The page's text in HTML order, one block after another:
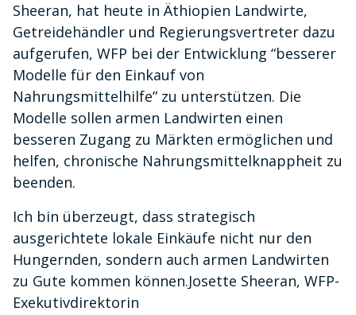
Sheeran, hat heute in Äthiopien Landwirte,
Getreidehändler und Regierungsvertreter dazu
aufgerufen, WFP bei der Entwicklung “besserer
Modelle für den Einkauf von
Nahrungsmittelhilfe” zu unterstützen. Die
Modelle sollen armen Landwirten einen
besseren Zugang zu Märkten ermöglichen und
helfen, chronische Nahrungsmittelknappheit zu
beenden.
Ich bin überzeugt, dass strategisch
ausgerichtete lokale Einkäufe nicht nur den
Hungernden, sondern auch armen Landwirten
zu Gute kommen können.Josette Sheeran, WFP-
Exekutivdirektorin